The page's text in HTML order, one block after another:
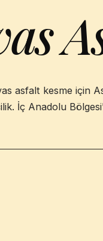
asfalt kesme için
İç Anadolu